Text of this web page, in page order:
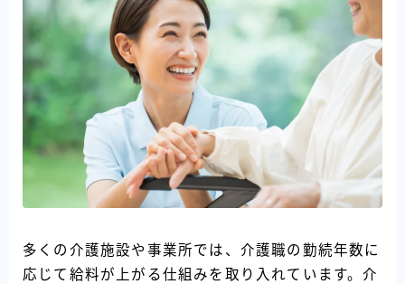
多くの介護施設や事業所では、介護職の勤続年数に
応じて給料が上がる仕組みを取り入れています。介